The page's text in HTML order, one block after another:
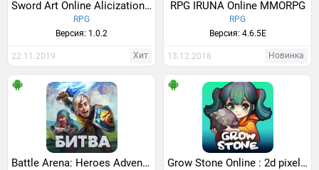
Sword Art Online Alicization Rising Steel
RPG
Версия: 1.0.2
22.11.2019 Хит
RPG IRUNA Online MMORPG
RPG
Версия: 4.6.5E
13.12.2018 Новинка
Battle Arena: Heroes Adventure - Online RPG Grow Stone Online : 2d pixel RPG, MMORPG game